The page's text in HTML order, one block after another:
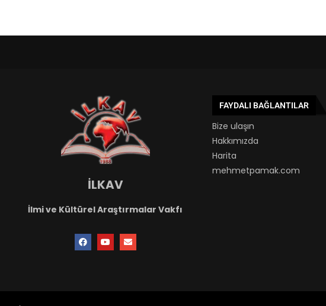
İLKAV
İlmi ve Kültürel Araştırmalar Vakfı
FAYDALI BAĞLANTILAR
Bize ulaşın
Hakkımızda
Harita
mehmetpamak.com